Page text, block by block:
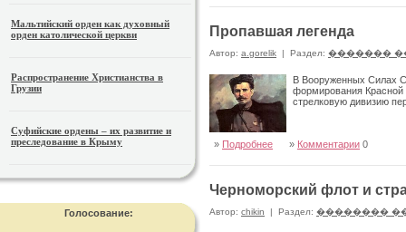
Мальтийский орден как духовный
орден католической церкви
Распространение Христианства в
Грузии
Суфийские ордены – их развитие и
преследование в Крыму
Голосование:
Пропавшая легенда
Автор: a.gorelik | Раздел: �������
В Вооруженных Силах
формирования Красной
стрелковую дивизию
» Подробнее » Комментарии 0
Черноморский флот и
Автор: chikin | Раздел: ��������